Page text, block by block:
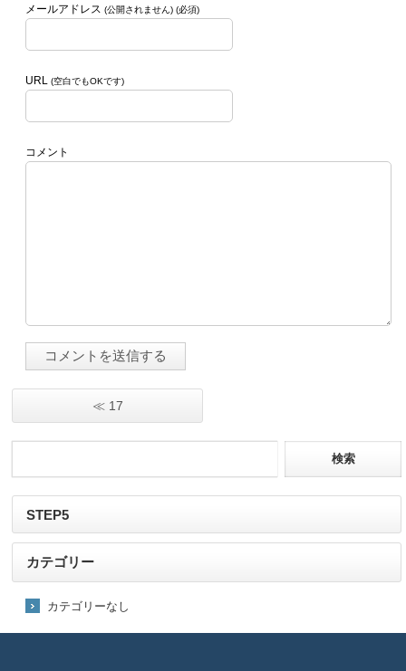
メールアドレス(公開されません) (必須)
URL(空白でもOKです)
コメント
≪ 17
STEP5
カテゴリー
カテゴリーなし